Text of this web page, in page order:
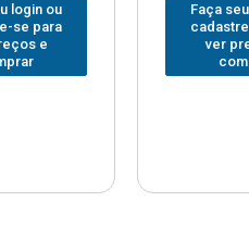
login ou
se para
e
Faça
ver